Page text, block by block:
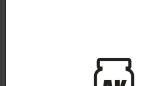
CurcuPrime? – 테트라하이드로
커큐민의 대사체로,흡수율